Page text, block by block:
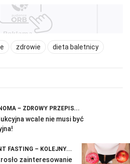
zdrowie dieta baletnicy
– ZDROWY PRZEPIS...
wcale nie musi być
FASTING – KOLEJNY...
zainteresowanie